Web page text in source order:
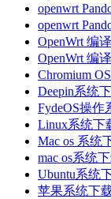
openwrt
openwrt
OpenWrt 编译
OpenWrt 编
Chromium
Deepin系统
FydeOS操作
Linux系统下
Mac os 系统
mac os系统
Ubuntu系统
苹果系统下